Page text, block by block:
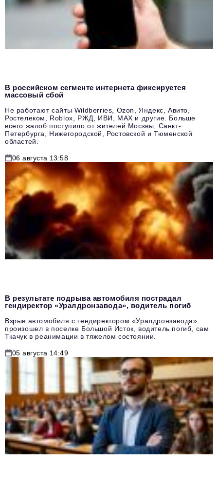
В российском сегменте интернета фиксируется
массовый сбой
Не работают сайты Wildberries, Ozon, Яндекс, Авито,
Ростелеком, Roblox, РЖД, ИВИ, MAX и другие. Больше
всего жалоб поступило от жителей Москвы, Санкт-
Петербурга, Нижегородской, Ростовской и Тюменской
областей.
06 августа 13:58
В результате подрыва автомобиля пострадал
гендиректор «Уралдронзавода», водитель погиб
Взрыв автомобиля с гендиректором «Уралдронзавода»
произошел в поселке Большой Исток, водитель погиб, сам
Ткачук в реанимации в тяжелом состоянии.
05 августа 14:49